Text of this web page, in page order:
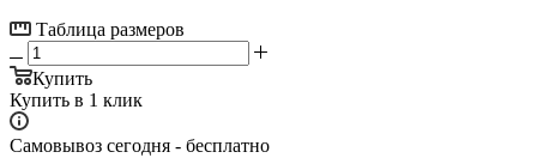
Таблица размеров
Купить
Купить в 1 клик
Самовывоз сегодня - бесплатно